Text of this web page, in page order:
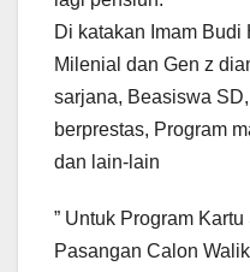
Di katakan Imam Budi
Milenial dan Gen z
sarjana, Beasiswa
berprestas, Program
dan lain-lain
” Untuk Program
Pasangan Calon